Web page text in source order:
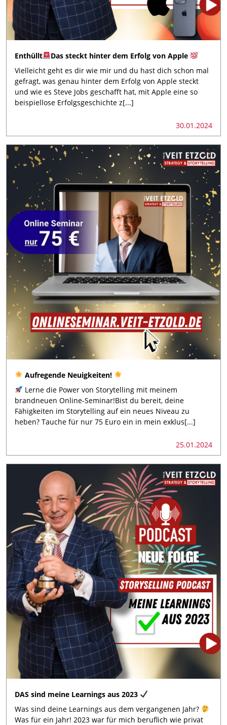
Enthüllt
Das steckt hinter dem Erfolg von Apple
Vielleicht geht es dir wie mir und du hast dich schon mal
gefragt, was genau hinter dem Erfolg von Apple steckt
und wie es Steve Jobs geschafft hat, mit Apple eine so
beispiellose Erfolgsgeschichte z[...]
30.01.2024
Aufregende Neuigkeiten!
Lerne die Power von Storytelling mit meinem
brandneuen Online-Seminar!Bist du bereit, deine
Fähigkeiten im Storytelling auf ein neues Niveau zu
heben? Tauche für nur 75 Euro ein in mein exklus[...]
25.01.2024
DAS sind meine Learnings aus 2023
Was sind deine Learnings aus dem vergangenen Jahr?
Was für ein Jahr! 2023 war für mich beruflich wie privat